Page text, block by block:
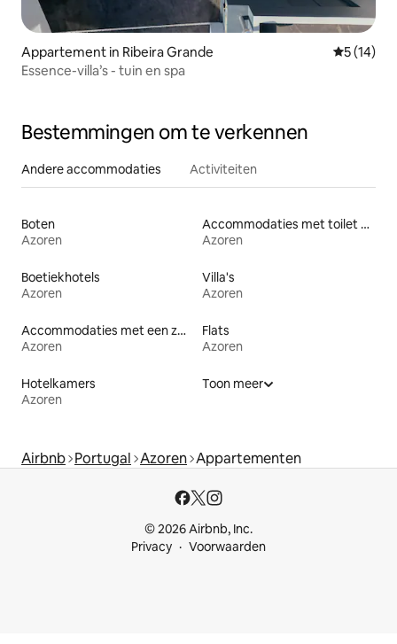
Appartement in Ribeira Grande
5 (14)
Essence-villa’s - tuin en spa
Bestemmingen om te verkennen
Andere accommodaties Activiteiten
Boten
Azoren
Accommodaties met toilet op toegankelijke hoogte
Azoren
Boetiekhotels
Azoren
Villa's
Azoren
Accommodaties met een zwembad
Azoren
Flats
Azoren
Hotelkamers
Azoren
Toon meer
Airbnb Portugal Azoren Appartementen
© 2026 Airbnb, Inc.
Privacy
Voorwaarden